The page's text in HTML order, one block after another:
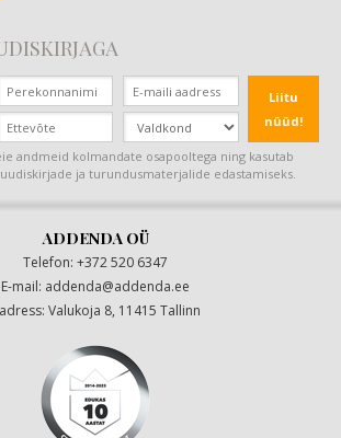
Liitu
nüüd!
andmeid kolmandate osapooltega ning kasutab
ja turundusmaterjalide edastamiseks.
ADDENDA OÜ
Telefon: +372 520 6347
|
E-mail: addenda@addenda.ee
|
Valukoja 8, 11415 Tallinn